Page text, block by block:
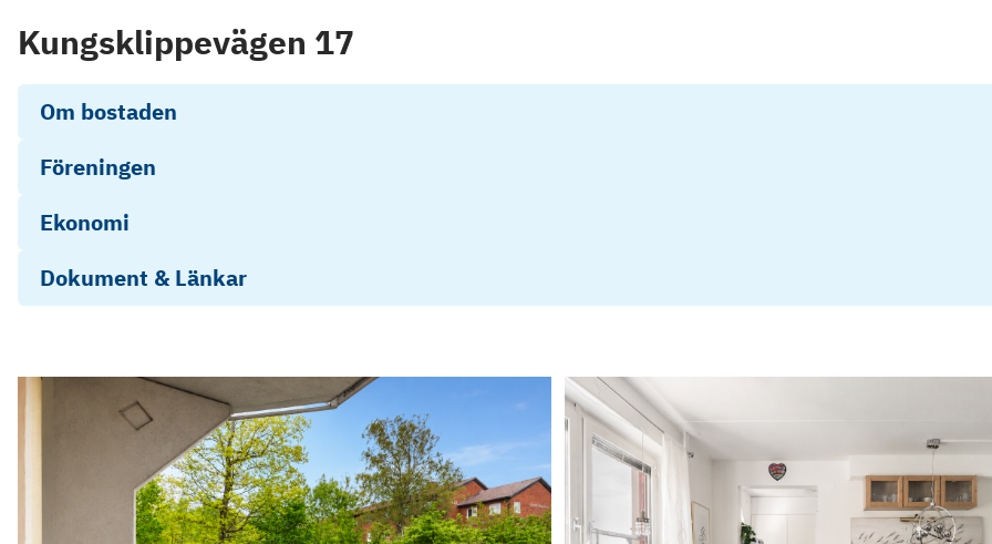
Kungsklippevägen 17
Om bostaden
Föreningen
Ekonomi
Dokument & Länkar
Stadgar